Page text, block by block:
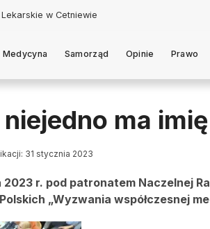
za króliczkiem
Medycyna Samorząd Opinie Prawo
ma imię
31 stycznia 2023
r. pod patronatem Naczelnej
„Wyzwania współczesnej